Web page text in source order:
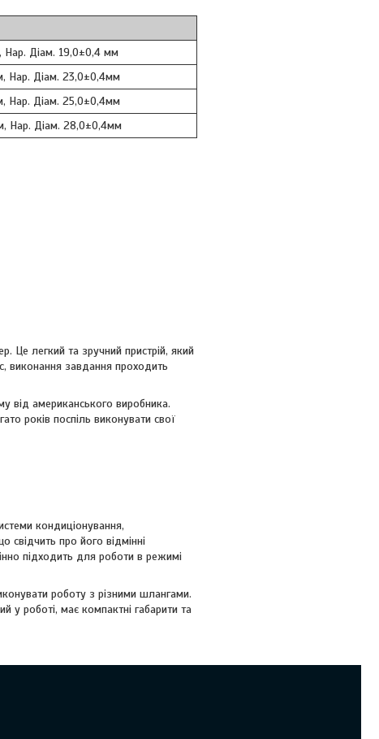
Нар. Діам. 19,0±0,4 мм
Нар. Діам. 23,0±0,4мм
Нар. Діам. 25,0±0,4мм
Нар. Діам. 28,0±0,4мм
Це легкий та зручний пристрій, який
виконання завдання проходить
від американського виробника.
років поспіль виконувати свої
кондиціонування,
свідчить про його відмінні
підходить для роботи в режимі
роботу з різними шлангами.
у роботі, має компактні габарити та